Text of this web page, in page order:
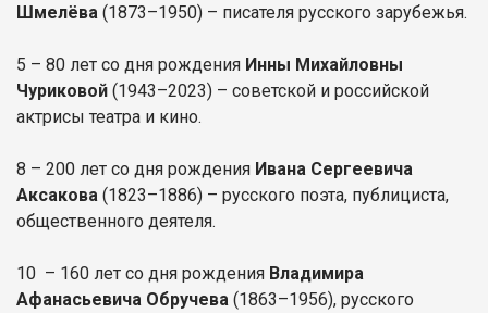
Шмелёва (1873–1950) – писателя русского зарубежья.
5 – 80 лет со дня рождения Инны Михайловны
Чуриковой (1943–2023) – советской и российской
актрисы театра и кино.
8 – 200 лет со дня рождения Ивана Сергеевича
Аксакова (1823–1886) – русского поэта, публициста,
общественного деятеля.
10 – 160 лет со дня рождения Владимира
Афанасьевича Обручева (1863–1956), русского